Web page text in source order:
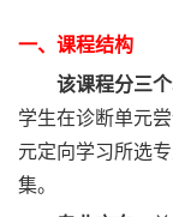
一、课程结构
该课程分三个
学生在诊断单元
元定向学习所选
集。